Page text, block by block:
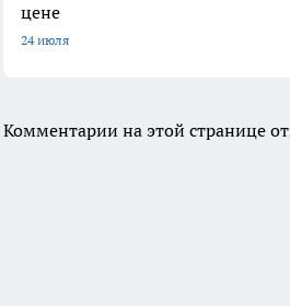
цене
24 июля
Комментарии на этой странице